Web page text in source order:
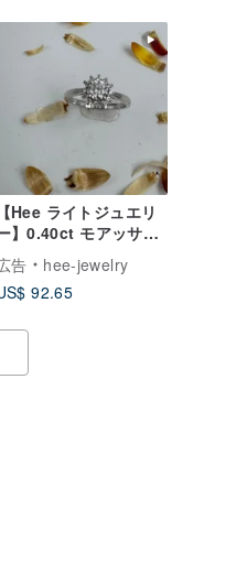
【Hee ライトジュエリ
】0.40ct モアッサナ
イト 925シルバー デイ
ーダイヤモンドリン
告
hee-jewelry
92.65